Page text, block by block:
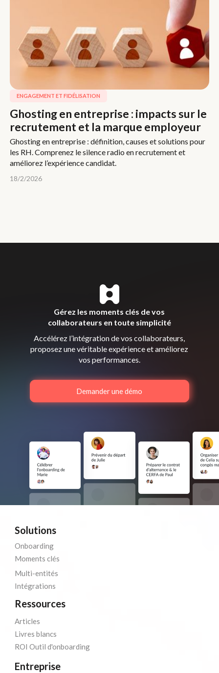
ENGAGEMENT ET FIDÉLISATION
Ghosting en entreprise : impacts sur le
recrutement et la marque employeur
Ghosting en entreprise : définition, causes et solutions pour
les RH. Comprenez le silence radio en recrutement et
améliorez l’expérience candidat.
18/2/2026
Gérez les moments clés de vos
collaborateurs en toute simplicité
Accélérez l’intégration de vos collaborateurs,
proposez une véritable expérience et améliorez
vos performances.
Demander une démo
Solutions
Onboarding
Moments clés
Multi-entités
Intégrations
Ressources
Articles
Livres blancs
ROI Outil d'onboarding
Entreprise